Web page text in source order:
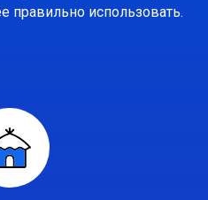
правильно использовать.